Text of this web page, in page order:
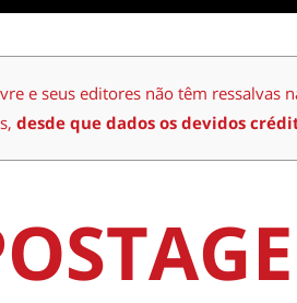
e seus editores não têm ressalvas
desde que dados os devidos